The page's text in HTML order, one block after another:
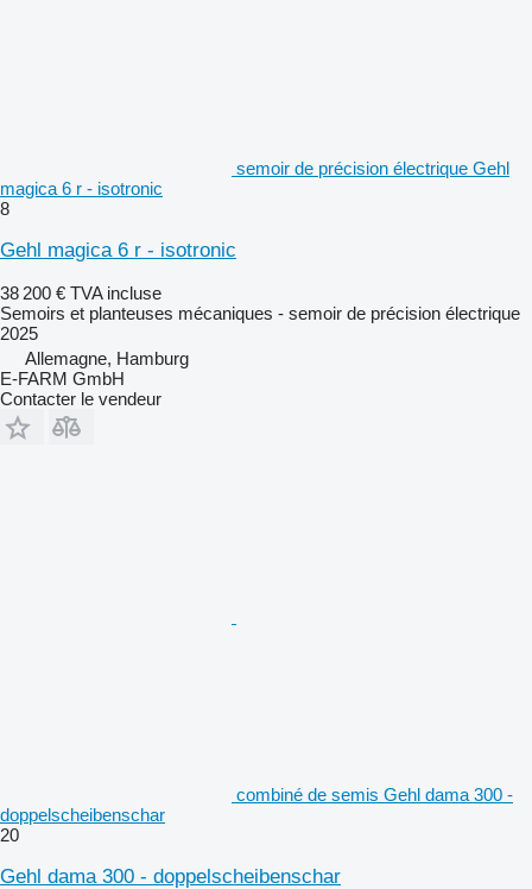
semoir de précision électrique Gehl
magica 6 r - isotronic
8
Gehl magica 6 r - isotronic
38 200 € TVA incluse
Semoirs et planteuses mécaniques - semoir de précision électrique
2025
Allemagne, Hamburg
E-FARM GmbH
Contacter le vendeur
combiné de semis Gehl dama 300 -
doppelscheibenschar
20
Gehl dama 300 - doppelscheibenschar